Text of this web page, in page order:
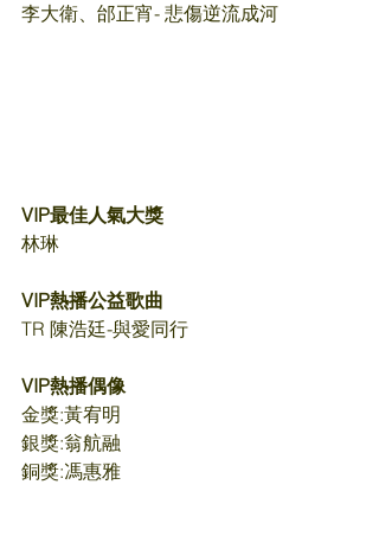
李大衛、邰正宵- 悲傷逆流成河
VIP最佳人氣大獎
林琳
VIP熱播公益歌曲
TR 陳浩廷-與愛同行
VIP熱播偶像
金獎:黃宥明
銀獎:翁航融
銅獎:馮惠雅